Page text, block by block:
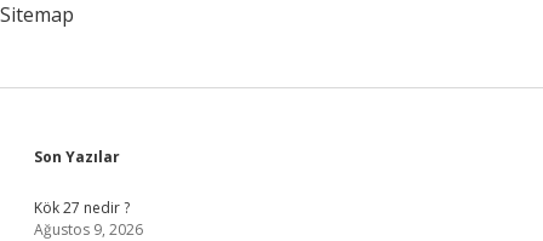
Sitemap
Sidebar
Son Yazılar
Kök 27 nedir ?
Ağustos 9, 2026